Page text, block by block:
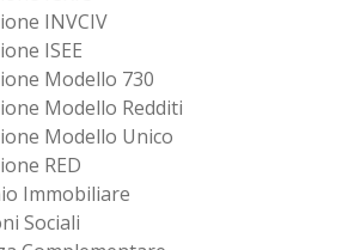
INVCIV
ISEE
Modello 730
Modello Redditi
Modello Unico
RED
Immobiliare
Sociali